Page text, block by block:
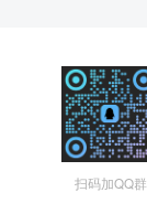
扫码加QQ群